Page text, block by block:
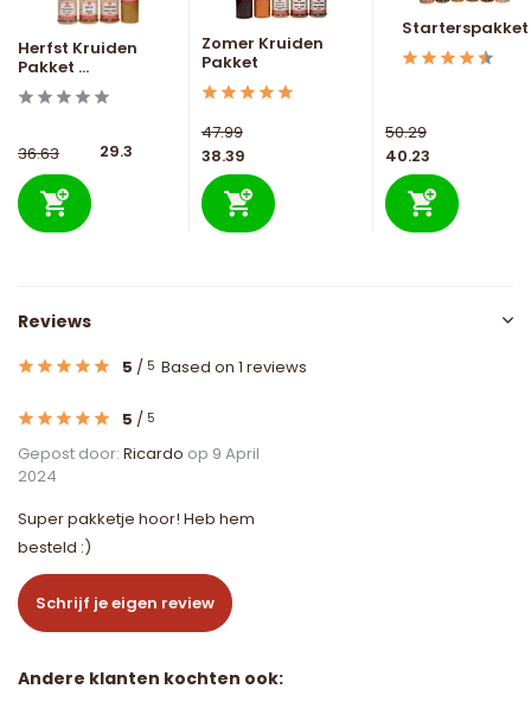
Herfst Kruiden
Pakket ...
36.63 29.3
Zomer Kruiden
Pakket
47.99
38.39
Starterspakket
50.29
40.23
Reviews
5 / 5 Based on 1 reviews
5 / 5
Gepost door: Ricardo op 9 April
2024
Super pakketje hoor! Heb hem
besteld :)
Schrijf je eigen review
Andere klanten kochten ook: